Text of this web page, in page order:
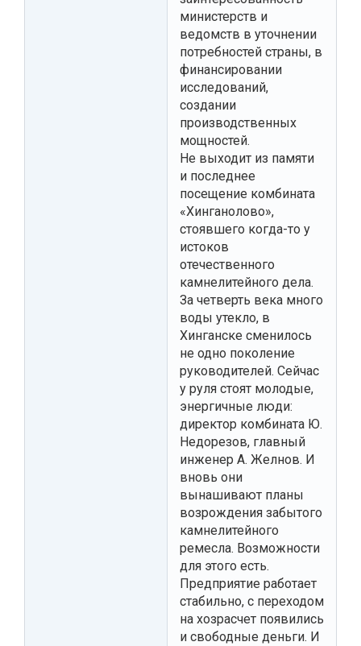
министерств и
ведомств в уточнении
потребностей страны, в
финансировании
исследований,
создании
производственных
мощностей.
Не выходит из памяти
и последнее
посещение комбината
«Хинганолово»,
стоявшего когда-то у
истоков
отечественного
камнелитейного дела.
За четверть века много
воды утекло, в
Хинганске сменилось
не одно поколение
руководителей. Сейчас
у руля стоят молодые,
энергичные люди:
директор комбината Ю.
Недорезов, главный
инженер А. Желнов. И
вновь они
вынашивают планы
возрождения забытого
камнелитейного
ремесла. Возможности
для этого есть.
Предприятие работает
стабильно, с переходом
на хозрасчет появились
и свободные деньги. И